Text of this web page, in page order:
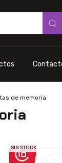
de memoria
SIN STOCK